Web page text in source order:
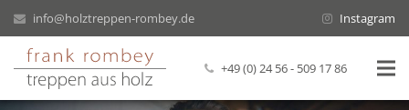
info@holztreppen-rombey.de Instagram
+49 (0) 24 56 - 509 17 86